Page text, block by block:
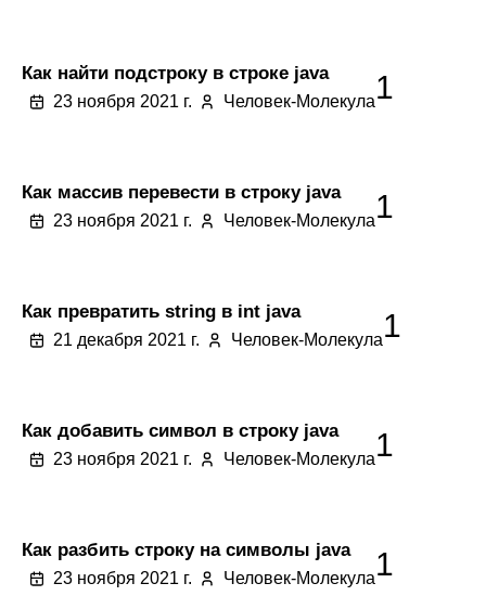
Как найти подстроку в строке java
23 ноября 2021 г. Человек-Молекула1
Как массив перевести в строку java
23 ноября 2021 г. Человек-Молекула1
Как превратить string в int java
21 декабря 2021 г. Человек-Молекула1
Как добавить символ в строку java
23 ноября 2021 г. Человек-Молекула1
Как разбить строку на символы java
23 ноября 2021 г. Человек-Молекула1